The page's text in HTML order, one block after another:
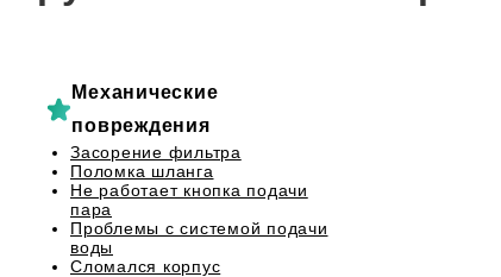
Механические
повреждения
Засорение фильтра
Поломка шланга
Не работает кнопка подачи
пара
Проблемы с системой подачи
воды
Сломался корпус